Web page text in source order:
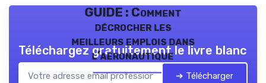
GUIDE : Comment
décrocher les
meilleurs emplois dans
l’aéronautique
Téléchargez gratuitement le livre blanc
➔ Télécharger